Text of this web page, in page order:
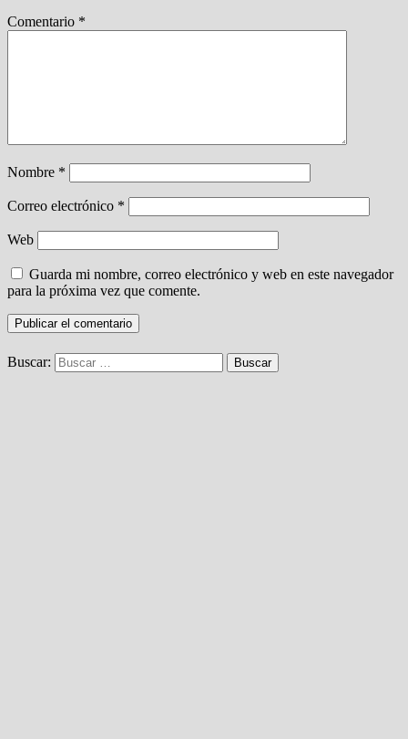
Comentario *
Nombre *
Correo electrónico *
Web
Guarda mi nombre, correo electrónico y web en este navegador
para la próxima vez que comente.
Buscar: